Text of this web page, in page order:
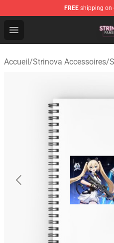
FREE shipping on
Open menu
Strinova Shop - Official
Accueil/Strinova Accessoires/